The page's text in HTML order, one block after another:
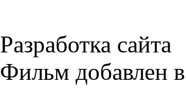
Разработка сайта
Фильм добавлен